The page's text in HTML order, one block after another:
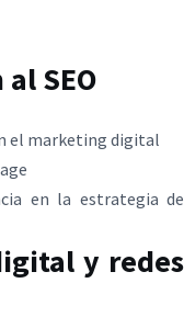
SEO
el marketing digital
en la estrategia de
y redes